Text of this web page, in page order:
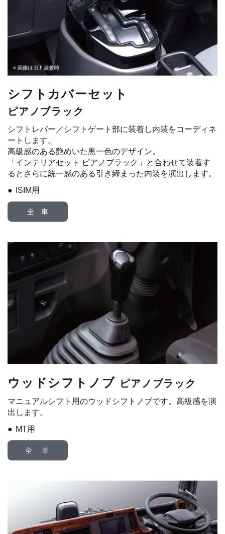
シフトカバーセット
ピアノブラック
シフトレバー／シフトゲート部に装着し内装をコーディネ
ートします。
高級感のある艶めいた黒一色のデザイン。
「インテリアセット ピアノブラック」と合わせて装着す
ると さらに統一感のある引き締まった内装を演出します。
ISIM用
全 車
ウッドシフトノブ ピアノブラック
マニュアルシフト用のウッドシフトノブです。高級感を演
出します。
MT用
全 車